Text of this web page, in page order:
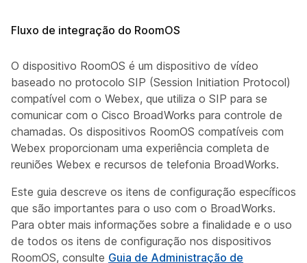
Fluxo de integração do RoomOS
O dispositivo RoomOS é um dispositivo de vídeo
baseado no protocolo SIP (Session Initiation Protocol)
compatível com o Webex, que utiliza o SIP para se
comunicar com o Cisco BroadWorks para controle de
chamadas. Os dispositivos RoomOS compatíveis com
Webex proporcionam uma experiência completa de
reuniões Webex e recursos de telefonia BroadWorks.
Este guia descreve os itens de configuração específicos
que são importantes para o uso com o BroadWorks.
Para obter mais informações sobre a finalidade e o uso
de todos os itens de configuração nos dispositivos
RoomOS, consulte Guia de Administração de